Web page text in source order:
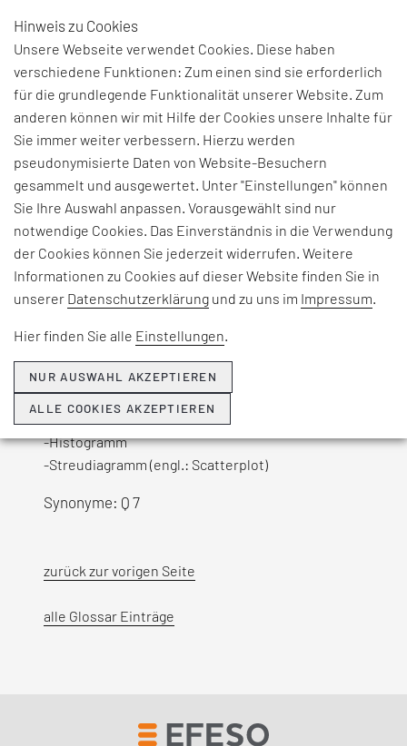
BEGRIFFSERKLÄRUNG:
Q7
Sind die 7 Werkzeuge der Qualität. Diese sind
quantitative Methoden zur Identifizierung von
Problemen sowie zu deren Lösung mit dem Ziel
der kontinuierlichen Qualitätsverbesserung.
Teil der Q7 sind:
-Ishikawa-Diagramm
-Pareto-Diagramm
-Prüfblatt (engl.: Check sheet)
-Qualitätsregelkarte (QRK)
-Programmablaufplan (PAP; engl.: Flowchart)
-Histogramm
-Streudiagramm (engl.: Scatterplot)
Synonyme: Q 7
zurück zur vorigen Seite
alle Glossar Einträge
Hinweis zu Cookies
Unsere Webseite verwendet Cookies. Diese haben
verschiedene Funktionen: Zum einen sind sie erforderlich
für die grundlegende Funktionalität unserer Website. Zum
anderen können wir mit Hilfe der Cookies unsere Inhalte für
Sie immer weiter verbessern. Hierzu werden
pseudonymisierte Daten von Website-Besuchern
gesammelt und ausgewertet. Unter "Einstellungen" können
Sie Ihre Auswahl anpassen. Vorausgewählt sind nur
notwendige Cookies. Das Einverständnis in die Verwendung
der Cookies können Sie jederzeit widerrufen. Weitere
Informationen zu Cookies auf dieser Website finden Sie in
unserer Datenschutzerklärung und zu uns im Impressum.
Hier finden Sie alle Einstellungen.
NUR AUSWAHL AKZEPTIEREN
ALLE COOKIES AKZEPTIEREN